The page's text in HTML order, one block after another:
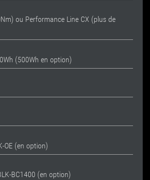
ou Performance Line CX (plus de
(500Wh en option)
OE (en option)
BC1400 (en option)